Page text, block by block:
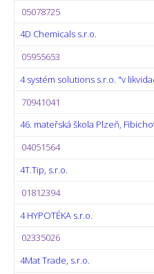
05078725
4D Chemicals s.r.o.
05955653
4 systém solutions s.r.o. "v
70941041
46. mateřská škola Plzeň,
04051564
4T.Tip, s.r.o.
01812394
4 HYPOTÉKA s.r.o.
02335026
4Mat Trade, s.r.o.